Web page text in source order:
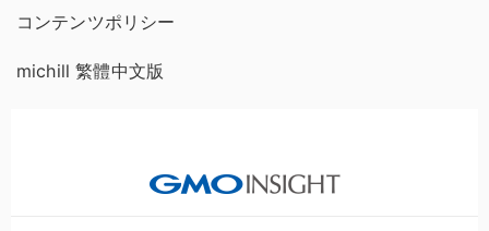
コンテンツポリシー
michill 繁體中文版